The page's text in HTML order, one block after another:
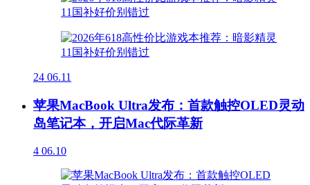
24 06.11
苹果MacBook Ultra发布：首款触控OLED灵动
岛笔记本，开启Mac代际革新
4 06.10